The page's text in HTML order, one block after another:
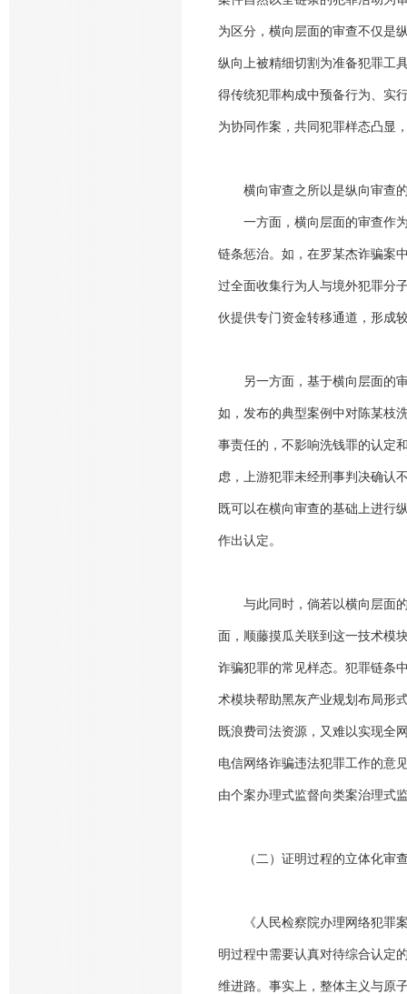
为区分，横向层面的审查不仅是
纵向上被精细切割为准备犯罪工
得传统犯罪构成中预备行为、实
为协同作案，共同犯罪样态凸显
横向审查之所以是纵向审查
一方面，横向层面的审查作
链条惩治。如，在罗某杰诈骗案
过全面收集行为人与境外犯罪分
伙提供专门资金转移通道，形成
另一方面，基于横向层面的
如，发布的典型案例中对陈某枝
事责任的，不影响洗钱罪的认定
虑，上游犯罪未经刑事判决确认
既可以在横向审查的基础上进行
作出认定。
与此同时，倘若以横向层面
面，顺藤摸瓜关联到这一技术模
诈骗犯罪的常见样态。犯罪链条
术模块帮助黑灰产业规划布局形
既浪费司法资源，又难以实现全
电信网络诈骗违法犯罪工作的意
由个案办理式监督向类案治理式
（二）证明过程的立体化审
《人民检察院办理网络犯
明过程中需要认真对待综合认定
维进路。事实上，整体主义与原